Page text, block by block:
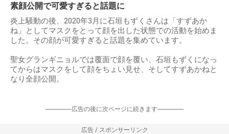
素顔公開で可愛すぎると話題に
炎上騒動の後、2020年3月に石垣もずくさんは「すずあか
ね」としてマスクをとって顔を出した状態での活動を始めま
した。その顔が可愛すぎると話題を集めています。
聖女グランギニョルでは覆面で顔を覆い、石垣もずくになっ
てからはマスクをして顔をちょい見せ、そしてすずあかねと
なり全顔公開。
-----------------広告の後に次ページに続きます-----------------
広告 / スポンサーリンク